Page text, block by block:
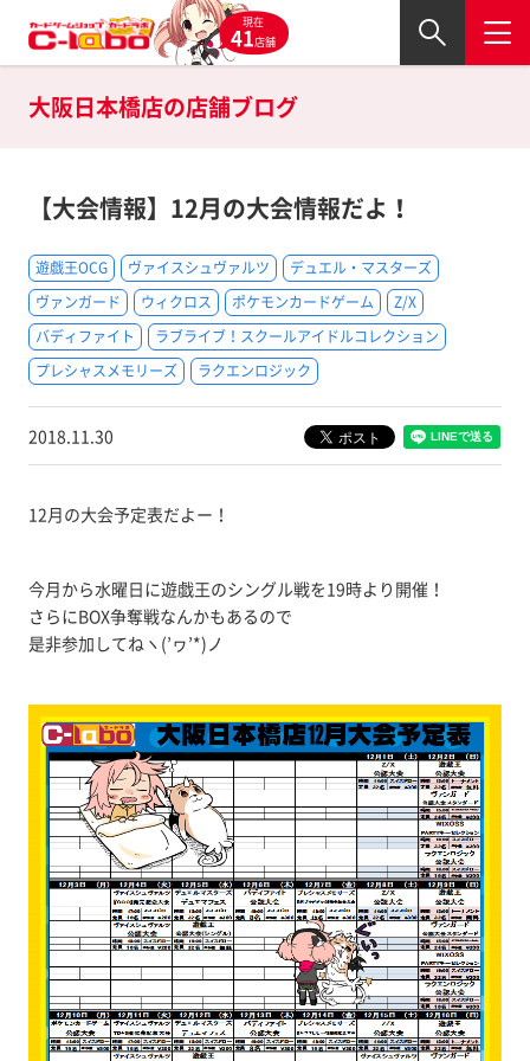
現在
41店舗
大阪日本橋店の店舗ブログ
【大会情報】12月の大会情報だよ！
遊戯王OCG ヴァイスシュヴァルツ
デュエル・マスターズ
ヴァンガード
ウィクロス ポケモンカードゲーム
Z/X
バディファイト
ラブライブ！スクールアイドルコレクション
プレシャスメモリーズ
ラクエンロジック
2018.11.30
12月の大会予定表だよー！
今月から水曜日に遊戯王のシングル戦を19時より開催！
さらにBOX争奪戦なんかもあるので
是非参加してねヽ(’ヮ’*)ノ